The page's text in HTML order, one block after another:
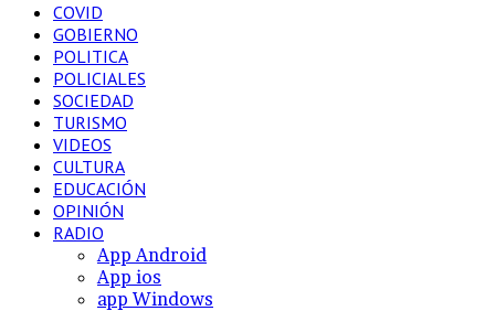
COVID
GOBIERNO
POLITICA
POLICIALES
SOCIEDAD
TURISMO
VIDEOS
CULTURA
EDUCACIÓN
OPINIÓN
RADIO
App Android
App ios
app Windows